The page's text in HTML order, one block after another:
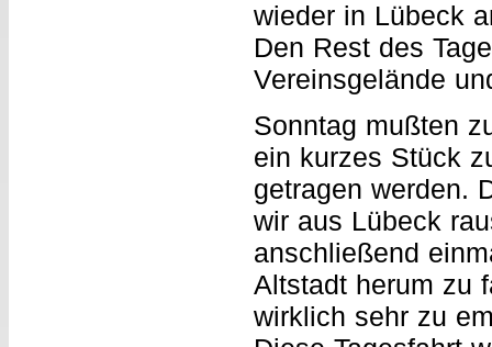
wieder in Lübeck
Den Rest des
Vereinsgelände
Sonntag mußten
ein kurzes Stück
getragen werden.
wir aus Lübeck
anschließend
Altstadt herum zu
wirklich sehr zu